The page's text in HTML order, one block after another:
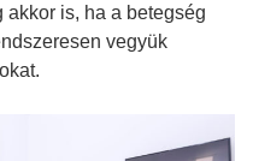
is, ha a betegség
vegyük